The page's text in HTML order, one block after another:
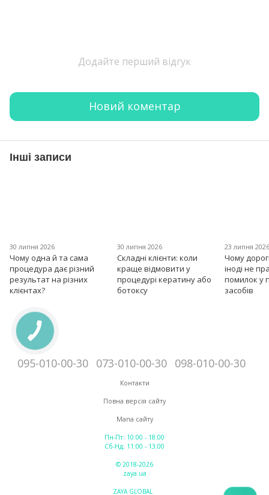
Додайте перший відгук
Новий коментар
Інші записи
30 липня 2026
Чому одна й та сама
процедура дає різний
результат на різних
клієнтах?
30 липня 2026
Складні клієнти: коли
краще відмовити у
процедурі кератину або
ботоксу
23 липня
Чому
іноді не
помилок у
засобів
095-010-00-30 073-010-00-30 098-010-00-30
Контакти
Повна версія сайту
Мапа сайту
Пн-Пт: 10:00 - 18:00
Сб-Нд: 11:00 - 13:00
© 2018-2026
zaya.ua
ZAYA GLOBAL